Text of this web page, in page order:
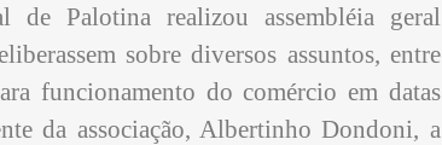
de Palotina realizou assembléia geral
sobre diversos assuntos, entre
funcionamento do comércio em datas
da associação, Albertinho Dondoni, a